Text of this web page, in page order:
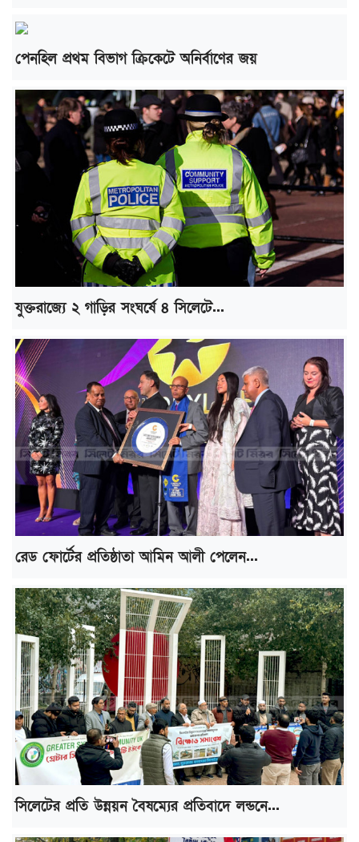
পেনহিল প্রথম বিভাগ ক্রিকেটে অনির্বাণের জয়
যুক্তরাজ্যে ২ গাড়ির সংঘর্ষে ৪ সিলেটে...
রেড ফোর্টের প্রতিষ্ঠাতা আমিন আলী পেলেন...
সিলেটের প্রতি উন্নয়ন বৈষম্যের প্রতিবাদে লন্ডনে...